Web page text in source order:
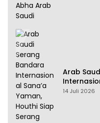
Arab
Siap
14 Juli 2026